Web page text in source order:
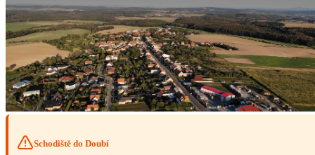
Schodiště do Doubí